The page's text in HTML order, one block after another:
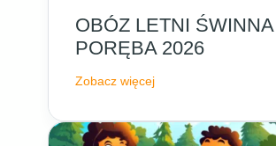
OBÓZ LETNI ŚWINNA
PORĘBA 2026
Zobacz więcej